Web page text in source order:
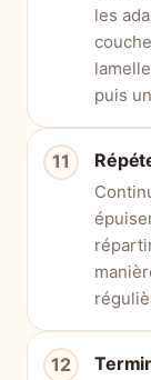
les
puis